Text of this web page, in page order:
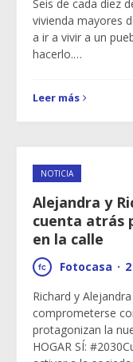
Seis de cada diez
vivienda mayores
a ir a vivir a un
hacerlo.…
Leer más
NOTICIA
Alejandra y
cuenta atrás
en la calle
Fotocasa ·
Richard y
comprometerse
protagonizan la
HOGAR SÍ: